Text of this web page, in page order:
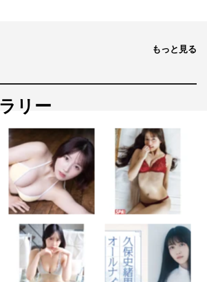
もっと見る
リー